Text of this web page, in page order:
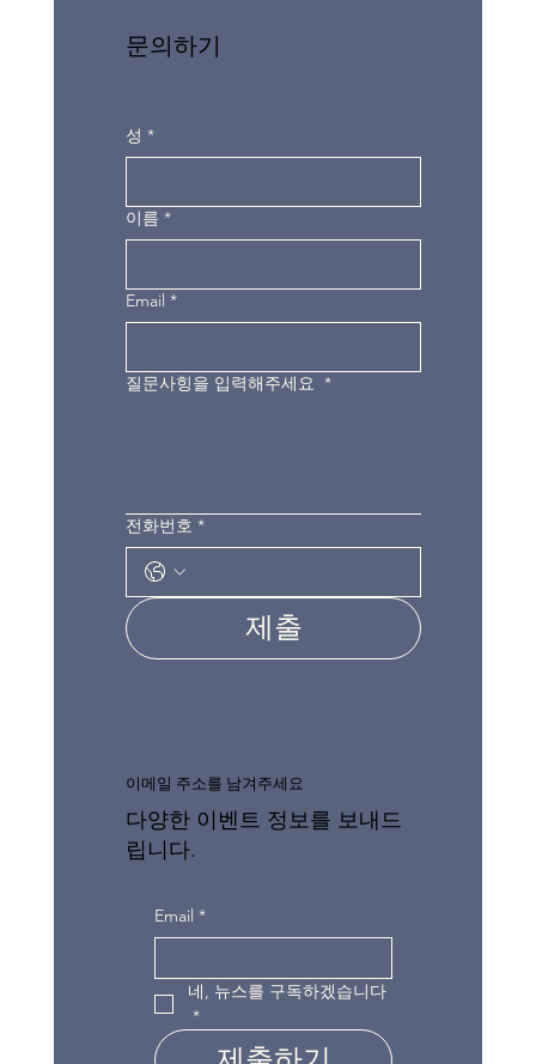
이메일 주소를 남겨주세요
다양한 이벤트 정보를 보내드
립니다.
Email *
네, 뉴스를 구독하겠습니다
*
문의하기
성 *
이름 *
Email *
질문사힝을 입력해주세요 *
전화번호 *
제출